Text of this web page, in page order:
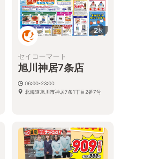
2枚
セイコーマート
旭川神居7条店
06:00-23:00
北海道旭川市神居7条1丁目2番7号